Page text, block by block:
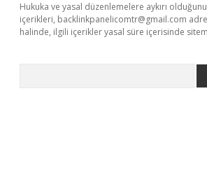
Hukuka ve yasal düzenlemelere aykırı
içerikleri, backlinkpanelicomtr@gmail.com
halinde, ilgili içerikler yasal süre içerisinde